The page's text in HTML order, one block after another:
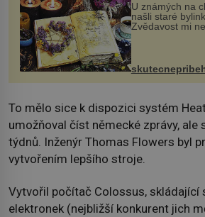
U známých na
našli staré
Zvědavost mi
jsem si z nich
na chalupě se
změnil v děsivý
To mělo sice k dispozici systém
umožňoval číst německé zprávy, ale
týdnů. Inženýr Thomas Flowers byl
vytvořením lepšího stroje.
Vytvořil počítač Colossus, skládající
elektronek (nejbližší konkurent jich